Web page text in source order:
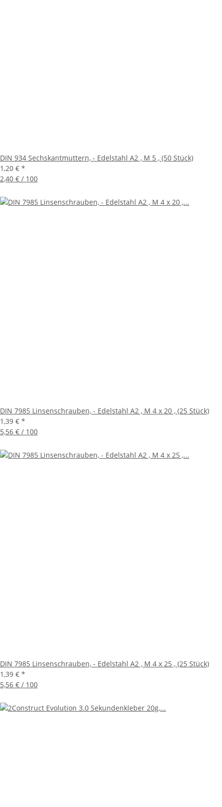
DIN 934 Sechskantmuttern, - Edelstahl A2 , M 5 , (50 Stück)
1,20 € *
2,40 € / 100
DIN 7985 Linsenschrauben, - Edelstahl A2 , M 4 x 20 , (25 Stück)
1,39 € *
5,56 € / 100
DIN 7985 Linsenschrauben, - Edelstahl A2 , M 4 x 25 , (25 Stück)
1,39 € *
5,56 € / 100